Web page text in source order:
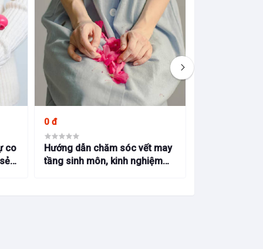
co
0 đ
Hướng dẫn chăm sóc vết may
tầng sinh môn, kinh nghiệm